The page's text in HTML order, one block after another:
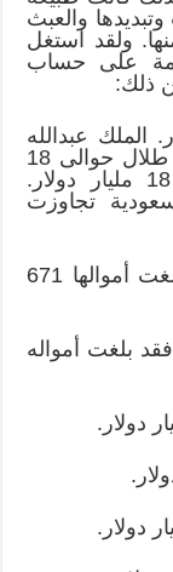
والعبث
ولقد استغل
على حساب
ذلك:
مليار دولار. الملك عبدالله
بن عبدالعزيز:12 مليار دولار. الوليد بن طلال حوالى 18
مليار دولار. سعود الفيصل حوالى 18 مليار دولار.
تجاوزت
أما الأسرة الحاكمة في الكويت فقد بلغت أموالها 671
بلغت أمواله